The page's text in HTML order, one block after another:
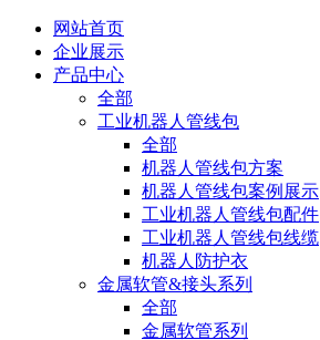
网站首页
企业展示
产品中心
全部
工业机器人管线包
全部
机器人管线包方案
机器人管线包案例展示
工业机器人管线包配件
工业机器人管线包线缆
机器人防护衣
金属软管&接头系列
全部
金属软管系列